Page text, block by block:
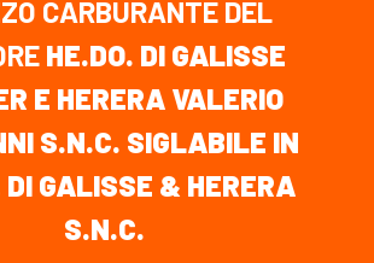
CARBURANTE DEL
HE.DO. DI GALISSE
E HERERA VALERIO
S.N.C. SIGLABILE IN
DI GALISSE & HERERA
S.N.C.